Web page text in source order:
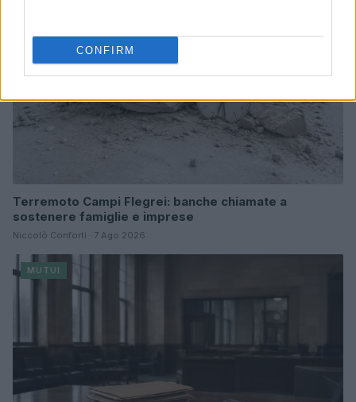
CONFIRM
Terremoto Campi Flegrei: banche chiamate a
sostenere famiglie e imprese
Niccolò Conforti · 7 Ago 2026
MUTUI